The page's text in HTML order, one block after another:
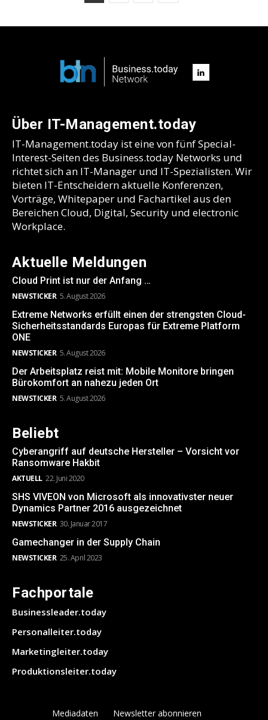
Über IT-Management.today
IT-Management.today ist eine von fünf Special-
Interest-Seiten des Business.today Networks und
richtet sich an IT-Manager und IT-Spezialisten. Wir
bieten IT-Entscheidern aktuelle Konferenzen,
Vorträge, Whitepaper und Fachartikel aus den
Bereichen Cloud, Digital, Security und electronic
Workplace.
Aktuelle Meldungen
Cloud Print ist nur der Anfang …
NEWSTICKER 5. August 2026
Extreme Networks erfüllt einen der strengsten Cloud-
Sicherheitsstandards Europas für Extreme Platform
ONE
NEWSTICKER 5. August 2026
Der Arbeitsplatz reist mit: Mobile Monitore bringen
Bürokomfort an nahezu jeden Ort
NEWSTICKER 5. August 2026
Beliebt
Cyberangriff auf deutsche Hersteller – Vorsicht vor
Ransomware Hakbit
AKTUELL 22. Juni 2020
SHS VIVEON von Microsoft als innovativster neuer
Dynamics Partner 2016 ausgezeichnet
NEWSTICKER 30. Januar 2017
Gamechanger in der Supply Chain
NEWSTICKER 25. April 2023
Fachportale
Businessleader.today
Personalleiter.today
Marketingleiter.today
Produktionsleiter.today
Mediadaten Newsletter abonnieren